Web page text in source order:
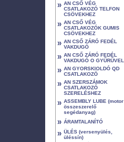
» AN CSŐ VÉG
CSATLAKOZÓ TELFON
CSÖVEKHEZ
» AN CSŐ VÉG
CSATLAKOZÓK GUMIS
CSÖVEKHEZ
» AN CSŐ ZÁRÓ FEDÉL
VAKDUGÓ
» AN CSŐ ZÁRÓ FEDÉL
VAKDUGÓ O GYŰRŰVEL
» AN GYORSKIOLDÓ QD
CSATLAKOZÓ
» AN SZERSZÁMOK
CSATLAKOZÓ
SZERELÉSHEZ
» ASSEMBLY LUBE (motor
összeszerelő
segédanyag)
» ÁRAMTALANÍTÓ
» ÜLÉS (versenyülés,
üléssín)